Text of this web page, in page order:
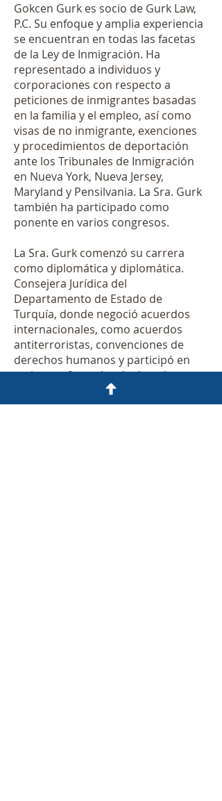
Gokcen Gurk es socio de Gurk Law,
P.C. Su enfoque y amplia experiencia
se encuentran en todas las facetas
de la Ley de Inmigración. Ha
representado a individuos y
corporaciones con respecto a
peticiones de inmigrantes basadas
en la familia y el empleo, así como
visas de no inmigrante, exenciones
y procedimientos de deportación
ante los Tribunales de Inmigración
en Nueva York, Nueva Jersey,
Maryland y Pensilvania. La Sra. Gurk
también ha participado como
ponente en varios congresos.
La Sra. Gurk comenzó su carrera
como diplomática y diplomática.
Consejera Jurídica del
Departamento de Estado de
Turquía, donde negoció acuerdos
internacionales, como acuerdos
antiterroristas, convenciones de
derechos humanos y participó en
varias conferencias de derecho
internacional celebradas en las
Naciones Unidas, la Organización